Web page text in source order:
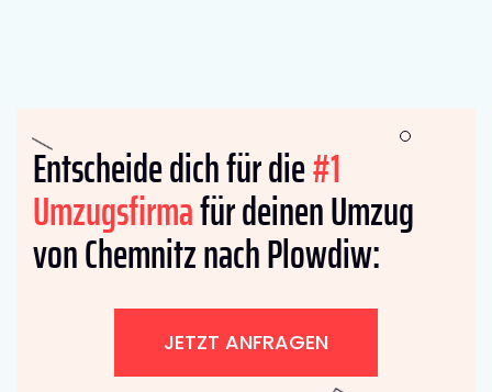
Entscheide dich für die#1
Umzugsfirmafür deinen Umzug
von Chemnitz nach Plowdiw:
JETZT ANFRAGEN